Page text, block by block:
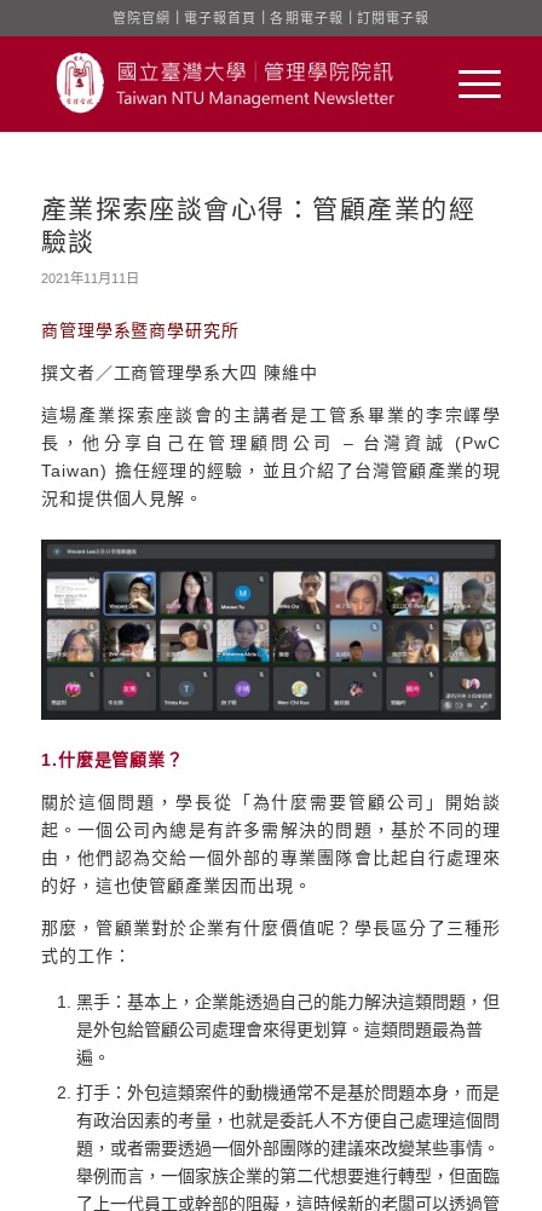
管院官網 電子報首頁 ｜各期電子報 訂閱電子報
產業探索座談會心得：管顧產業的經
驗談
2021年11月11日
商管理學系暨商學研究所
撰文者／工商管理學系大四 陳維中
這場產業探索座談會的主講者是工管系畢業的李宗嶧學
長，他分享自己在管理顧問公司 – 台灣資誠 (PwC
Taiwan) 擔任經理的經驗，並且介紹了台灣管顧產業的現
況和提供個人見解。
1.什麼是管顧業？
關於這個問題，學長從「為什麼需要管顧公司」開始談
起。一個公司內總是有許多需解決的問題，基於不同的理
由，他們認為交給一個外部的專業團隊會比起自行處理來
的好，這也使管顧產業因而出現。
那麼，管顧業對於企業有什麼價值呢？學長區分了三種形
式的工作：
黑手：基本上，企業能透過自己的能力解決這類問題，但
是外包給管顧公司處理會來得更划算。這類問題最為普
遍。
打手：外包這類案件的動機通常不是基於問題本身，而是
有政治因素的考量，也就是委託人不方便自己處理這個問
題，或者需要透過一個外部團隊的建議來改變某些事情。
舉例而言，一個家族企業的第二代想要進行轉型，但面臨
了上一代員工或幹部的阻礙，這時候新的老闆可以透過管